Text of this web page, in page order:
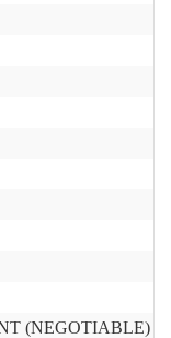
(NEGOTIABLE)